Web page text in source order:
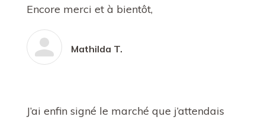
Encore merci et à bientôt,
Mathilda T.
J’ai enfin signé le marché que j’attendais